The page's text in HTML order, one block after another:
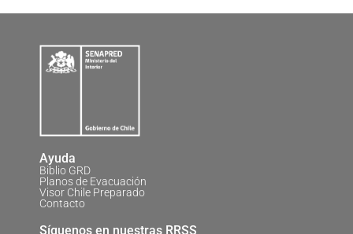
Ayuda
Biblio GRD
Planos de Evacuación
Visor Chile Preparado
Contacto
Síguenos en nuestras RRSS